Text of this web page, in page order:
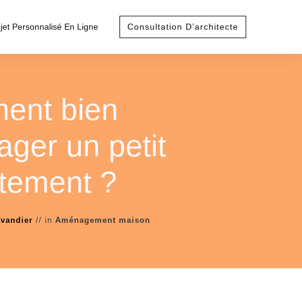
Personnalisé En Ligne Consultation D’architecte
bien
un petit
?
// inAménagement maison